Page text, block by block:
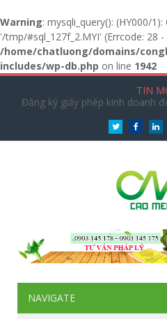
Warning: mysqli_query(): (HY000/
'/tmp/#sql_127f_2.MYI' (Errcode: 28
/home/chatluong/domains/
includes/wp-db.php on line 1942
TIN
Đăng ký giấy phép kinh doanh
TwitterFacebook
NAVIGATE